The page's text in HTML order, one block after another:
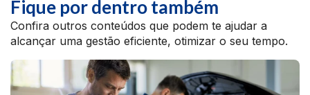
Fique por dentro também
Confira outros conteúdos que podem te ajudar a
alcançar uma gestão eficiente, otimizar o seu tempo.